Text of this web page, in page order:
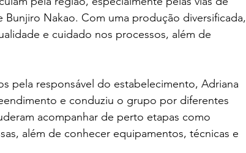
Bunjiro Nakao. Com uma produção diversificada,
e cuidado nos processos, além de
pela responsável do estabelecimento, Adriana
e conduziu o grupo por diferentes
acompanhar de perto etapas como
além de conhecer equipamentos, técnicas e